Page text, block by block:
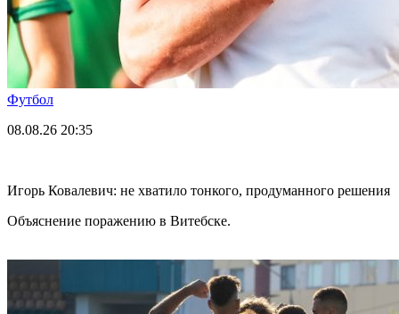
Футбол
08.08.26 20:35
Игорь Ковалевич: не хватило тонкого, продуманного решения
Объяснение поражению в Витебске.